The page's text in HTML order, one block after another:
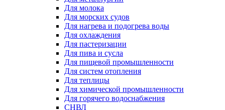
Для молока
Для морских судов
Для нагрева и подогрева воды
Для охлаждения
Для пастеризации
Для пива и сусла
Для пищевой промышленности
Для систем отопления
Для теплицы
Для химической промышленности
Для горячего водоснабжения
СНВЛ